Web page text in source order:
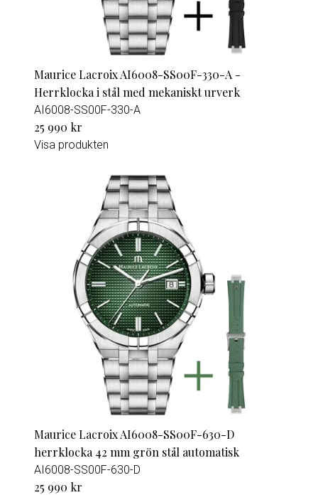
Maurice Lacroix AI6008-SS00F-330-A -
Herrklocka i stål med mekaniskt urverk
AI6008-SS00F-330-A
25 990 kr
Visa produkten
Maurice Lacroix AI6008-SS00F-630-D
herrklocka 42 mm grön stål automatisk
AI6008-SS00F-630-D
25 990 kr